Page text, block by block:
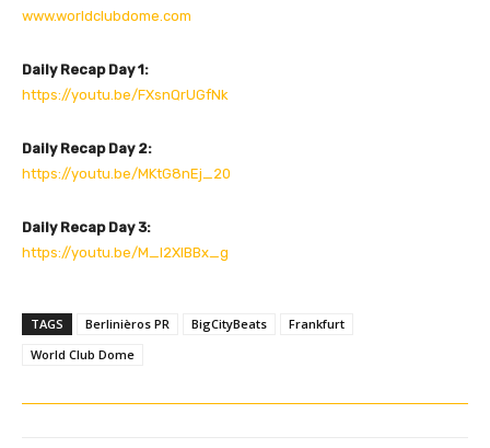
www.worldclubdome.com
Daily Recap Day 1:
https://youtu.be/FXsnQrUGfNk
Daily Recap Day 2:
https://youtu.be/MKtG8nEj_20
Daily Recap Day 3:
https://youtu.be/M_I2XIBBx_g
TAGS Berlinièros PR BigCityBeats
Frankfurt
World Club Dome